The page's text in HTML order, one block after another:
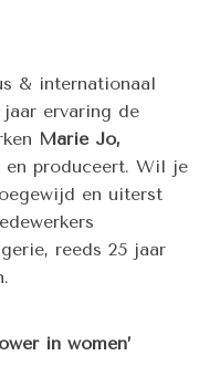
& internationaal
ervaring de
Marie Jo,
en produceert. Wil je
en uiterst
reeds 25 jaar
in women’